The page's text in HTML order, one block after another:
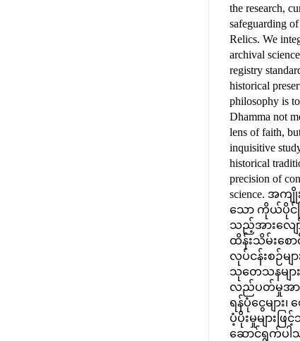
the research,
safeguarding
Relics. We
archival
registry
historical
philosophy is
Dhamma not
lens of faith,
inquisitive
historical
precision of
science. အ
သော ကိုယ်ပိုင်
သည့်အားလျေ
ထိန်းသိမ်းစေ
လုပ်ငန်းစဉ်မျာ
သုတေသနမျာ
လည်ပတ်မှုအာ
ရန်ပုံငွေများ၊
ပံ့ပိုးမှုများ
ဆောင်ရွက်ပ